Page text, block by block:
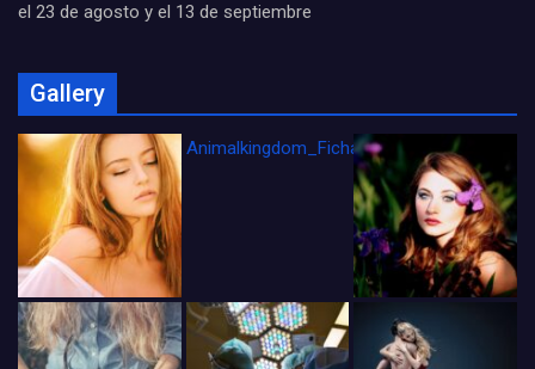
el 23 de agosto y el 13 de septiembre
Gallery
Animalkingdom_FichaCine